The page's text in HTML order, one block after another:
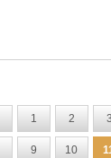
1 2 3
9 10